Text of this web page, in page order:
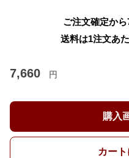
ご注文確定か
送料は1注文あ
7,660 円
購入
カー